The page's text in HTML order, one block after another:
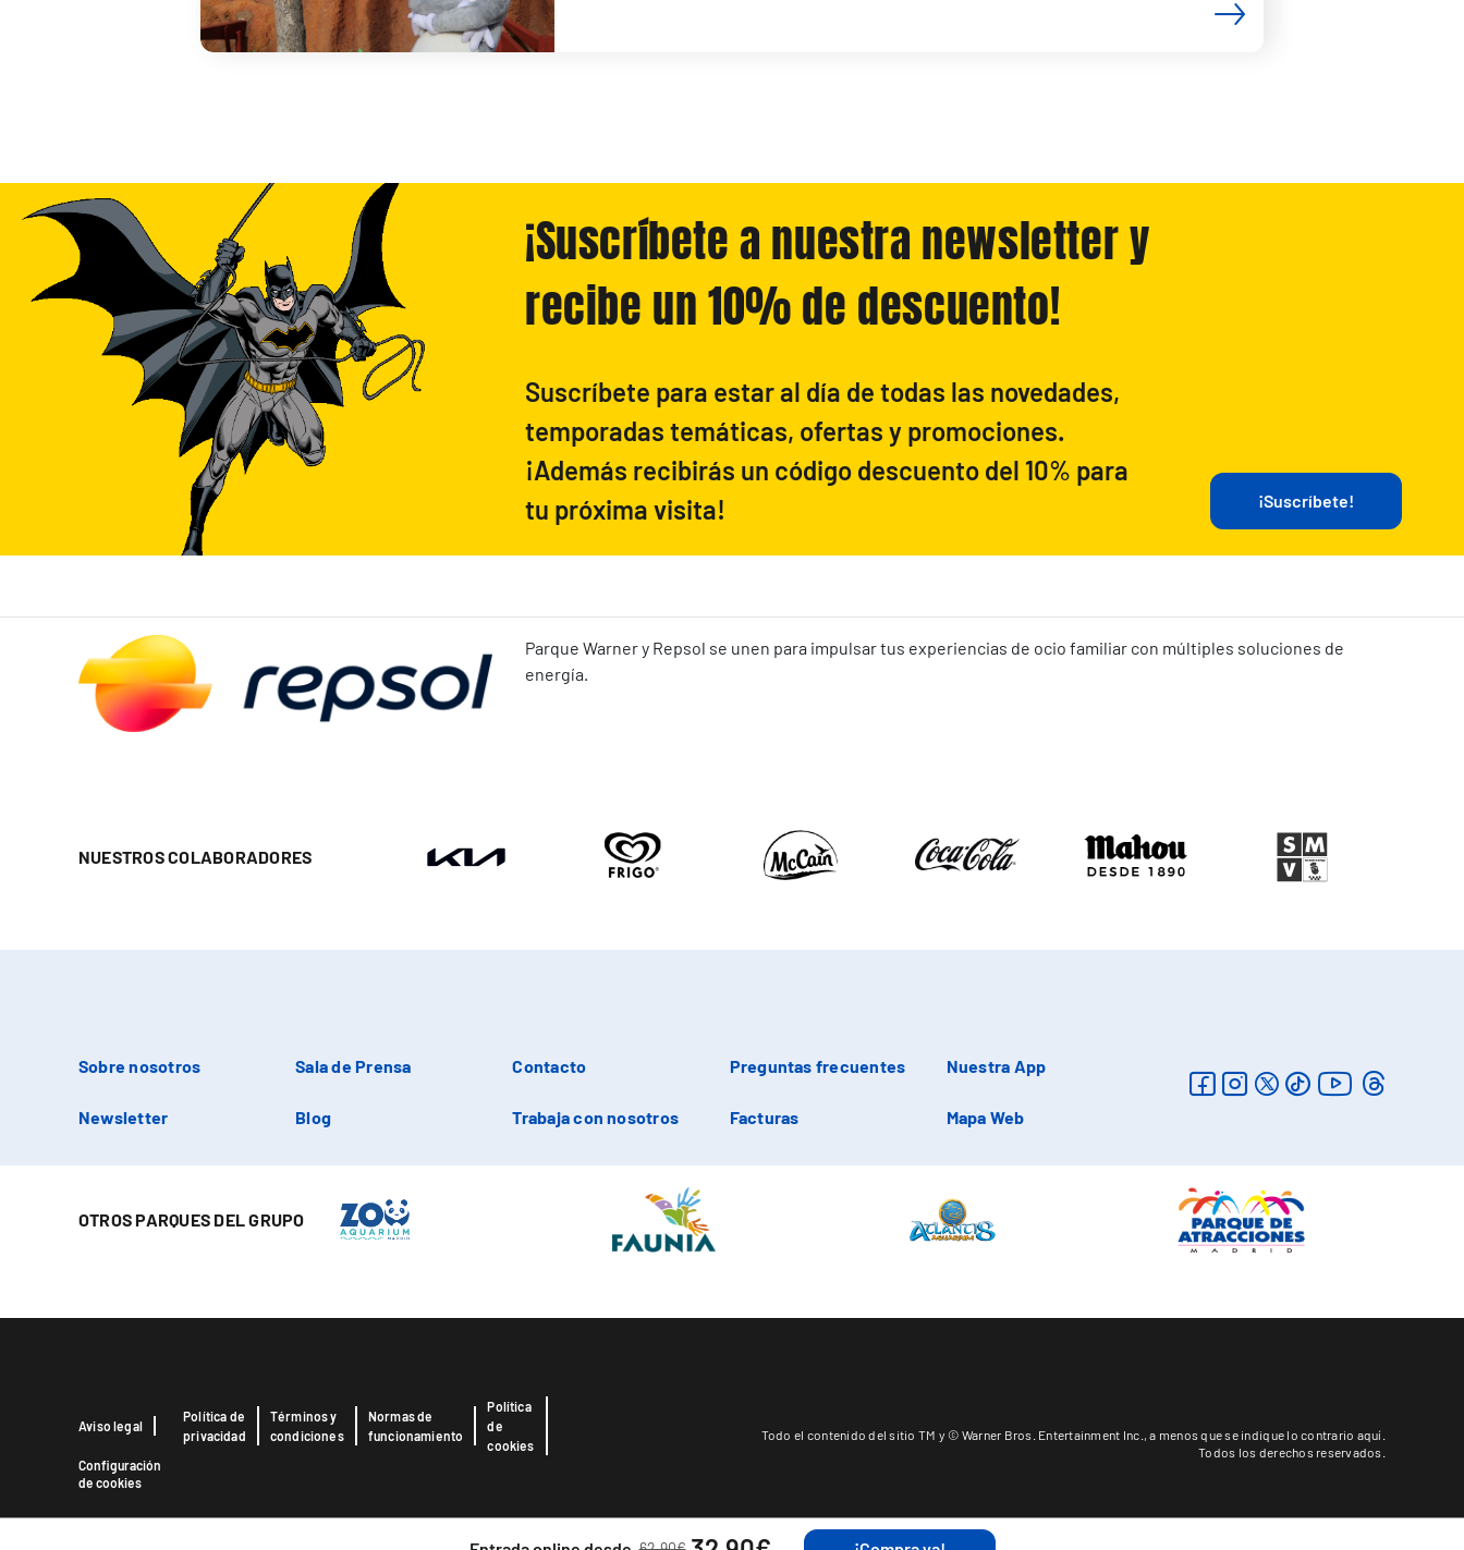
¡Suscríbete a nuestra newsletter y
recibe un 10% de descuento!
Suscríbete para estar al día de todas las novedades,
temporadas temáticas, ofertas y promociones.
¡Además recibirás un código descuento del 10% para
tu próxima visita!
¡Suscríbete!
Parque Warner y Repsol se unen para impulsar tus experiencias de ocio familiar con múltiples soluciones de
energía.
NUESTROS COLABORADORES
Sobre nosotros Sala de Prensa Contacto Preguntas frecuentes Nuestra App
Newsletter Blog Trabaja con nosotros Facturas Mapa Web
OTROS PARQUES DEL GRUPO
Aviso legal
Política de
privacidad
Términos y
condiciones
Normas de
funcionamiento
Política
de
cookies
Configuración
de cookies
Todo el contenido del sitio TM y © Warner Bros. Entertainment Inc.,a menos que se indique lo contrario aquí
Todos los derechos reservados.